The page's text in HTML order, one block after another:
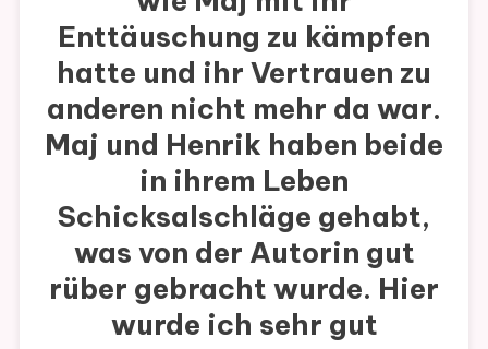
Enttäuschung zu kämpfen
hatte und ihr Vertrauen zu
anderen nicht mehr da war.
Maj und Henrik haben beide
in ihrem Leben
Schicksalschläge gehabt,
was von der Autorin gut
rüber gebracht wurde. Hier
wurde ich sehr gut